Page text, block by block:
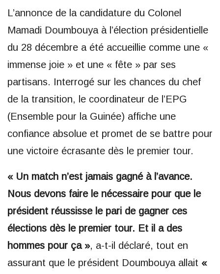
L’annonce de la candidature du Colonel
Mamadi Doumbouya à l’élection présidentielle
du 28 décembre a été accueillie comme une «
immense joie » et une « fête » par ses
partisans. Interrogé sur les chances du chef
de la transition, le coordinateur de l’EPG
(Ensemble pour la Guinée) affiche une
confiance absolue et promet de se battre pour
une victoire écrasante dès le premier tour.
« Un match n’est jamais gagné à l’avance.
Nous devons faire le nécessaire pour que le
président réussisse le pari de gagner ces
élections dès le premier tour. Et il a des
hommes pour ça », a-t-il déclaré, tout en
assurant que le président Doumbouya allait «